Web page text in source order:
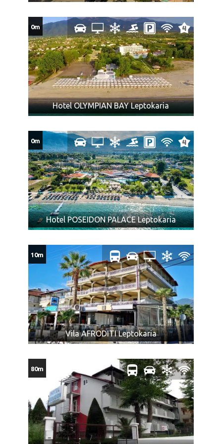
Polazak autobusa je iz Beograda, dan ranije od datuma
iz cenovnika publikovanih na ovom sajtu. Dva dana pre
početka putovanja, putnici se obaveštavaju o tačnom
vremenu i mestu polaska autobusa.
Povratak je poslednjeg dana boravka po datumu iz
tabele u cenovniku (vreme polaska i povratka
obavezno proveriti u agenciji).
aranžmana je 30 putnika.
Ukoliko Vam ponuda za Vila DIMITRA Leptokaria ne odgovara
pogledajte ponudu ostalih smeštaja u letovalištuLeptokaria
u ostalim letovalištima uOlimpskoj regijiu severnom delu
Grčke
NAPOMENA za autobuski prevoz:
U slučaju da dva ili više putnika koji putuju zajedno
polaze iz različitih mesta, agencija ne može garantovati
da će prevoz biti obavljen istim prevoznim sredstvom i
da će sedeti zajedno.
Promene mesta ulaska putnika moguće su najkasnije 7
dana pre datuma polaska i ne mogu biti razlog
odustanka putnika od aranžmana.
Tokom vožnje autobusom pušenje, konzumiranje
alkohola i opojnih sredstava je najstrože zabranjeno.
Zadržavanje na free shop-u nije obavezujuće.
postoji mogućnost transfera drugim prevoznim
sredstvom sa dela puta do (ili sa) destinacije.
Maloletna lica, ukoliko putuju bez oba ili sa jednim
roditeljem, moraju imati saglasnost roditelja koji ne
putuje, overenu kod nadležnog organa.
NAPOMENA ZA PRTLJAG:
Hotel OLYMPIAN BAY Leptokaria
0m
Hotel POSEIDON PALACE Leptokaria
0m
Vila AFRODITI Leptokaria
10m
80m